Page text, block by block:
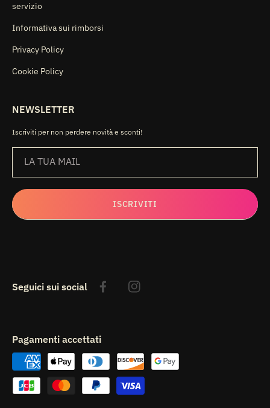
servizio
Informativa sui rimborsi
Privacy Policy
Cookie Policy
NEWSLETTER
Iscriviti per non perdere novità e sconti!
LA TUA MAIL
ISCRIVITI
Seguici sui social FacebookInstagram
Pagamenti accettati
Metodi
di
pagamento